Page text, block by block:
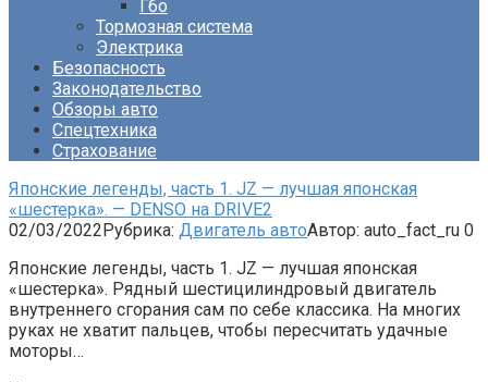
Гбо
Тормозная система
Электрика
Безопасность
Законодательство
Обзоры авто
Спецтехника
Страхование
Японские легенды, часть 1. JZ — лучшая японская
«шестерка». — DENSO на DRIVE2
02/03/2022Рубрика: Двигатель автоАвтор: auto_fact_ru 0
Японские легенды, часть 1. JZ — лучшая японская
«шестерка». Рядный шестицилиндровый двигатель
внутреннего сгорания сам по себе классика. На многих
руках не хватит пальцев, чтобы пересчитать удачные
моторы…